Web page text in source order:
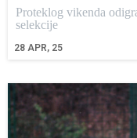
28 APR, 25
Proteklog vikenda
selekcije